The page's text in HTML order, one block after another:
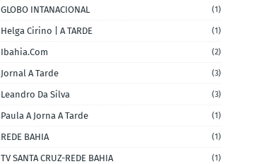
GLOBO INTANACIONAL (1)
Helga Cirino | A TARDE (1)
Ibahia.com (2)
Jornal A Tarde (3)
Leandro Da Silva (3)
Paula A Jorna A Tarde (1)
REDE BAHIA (1)
TV SANTA CRUZ-REDE BAHIA (1)